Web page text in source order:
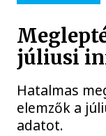
júliusi
Hatalmas
elemzők a
adatot.